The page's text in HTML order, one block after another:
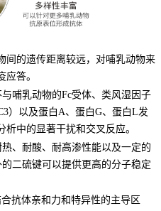
间的遗传距离较远，对哺乳动物来
答。
哺乳动物的Fc受体、类风湿因子
）以及蛋白A、蛋白G、蛋白L发
中的显著干扰和交叉反应。
、耐酸、耐高渗性能以及一定的
二硫键可以提供更高的分子稳定
抗体亲和力和特异性的主导区